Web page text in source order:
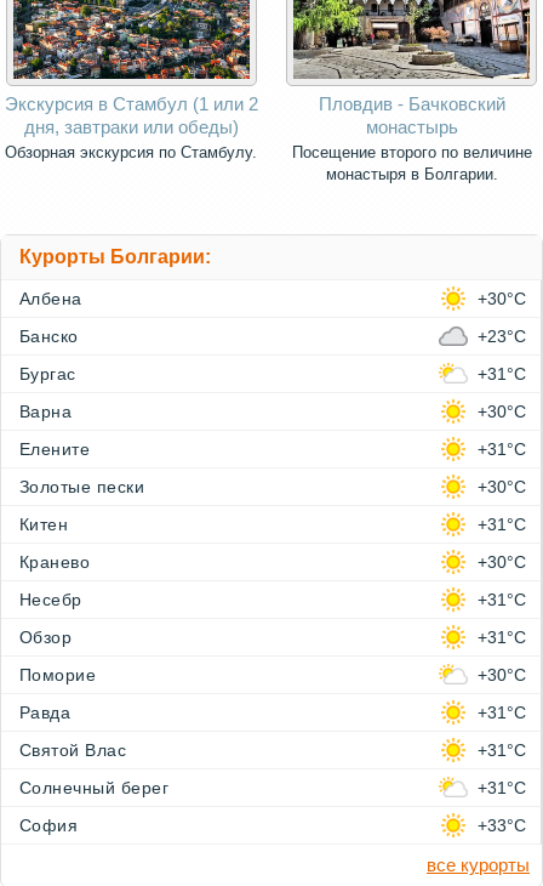
Экскурсия в Стамбул (1 или 2
дня, завтраки или обеды)
Обзoрная экскурсия по Стамбулу.
Пловдив - Бачковский
монастырь
Посещение второго по величине
монастыря в Болгарии.
Курорты Болгарии:
Албена
+30°C
Банско
+23°C
Бургас
+31°C
Варна
+30°C
Елените
+31°C
Золотые пески
+30°C
Китен
+31°C
Кранево
+30°C
Несебр
+31°C
Обзор
+31°C
Поморие
+30°C
Равда
+31°C
Святой Влас
+31°C
Солнечный берег
+31°C
София
+33°C
все курорты